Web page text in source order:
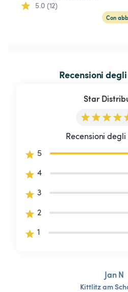
5.0 (12)
Con
Recensioni
Star
Recensioni degli
5
4
3
2
1
Jan N
Kittlitzam